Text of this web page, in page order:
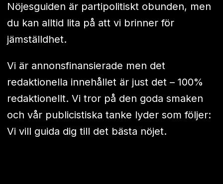
Nöjesguiden är partipolitiskt obunden, men
du kan alltid lita på att vi brinner för
jämställdhet.
Vi är annonsfinansierade men det
redaktionella innehållet är just det – 100%
redaktionellt. Vi tror på den goda smaken
och vår publicistiska tanke lyder som följer:
Vi vill guida dig till det bästa nöjet.